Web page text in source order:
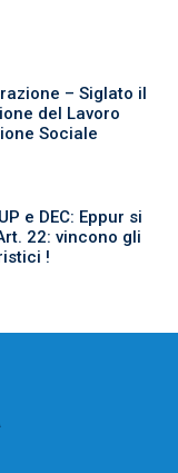
– Siglato il
del Lavoro
Sociale
e DEC: Eppur si
22: vincono gli
!